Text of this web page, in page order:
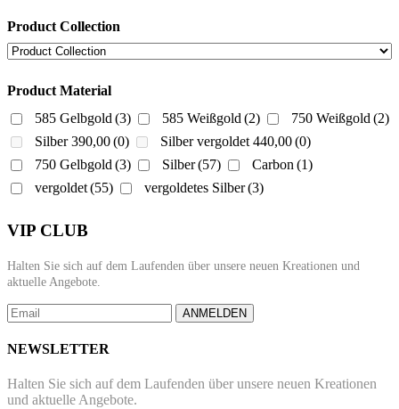
Product Collection
Product Material
585 Gelbgold (3) 585 Weißgold (2) 750 Weißgold (2)
Silber 390,00(0) Silber vergoldet 440,00(0)
750 Gelbgold (3) Silber(57) Carbon (1)
vergoldet(55) vergoldetes Silber(3)
VIP CLUB
Halten Sie sich auf dem Laufenden über unsere neuen Kreationen und
aktuelle Angebote.
ANMELDEN
NEWSLETTER
Halten Sie sich auf dem Laufenden über unsere neuen Kreationen
und aktuelle Angebote.